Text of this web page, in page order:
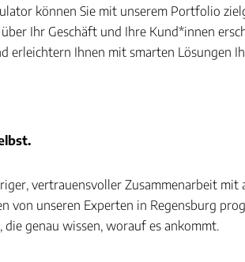
können Sie mit unserem Portfolio
Ihr Geschäft und Ihre Kund*innen
Ihnen mit smarten Lösungen
vertrauensvoller Zusammenarbeit mit
von unseren Experten in Regensburg
genau wissen, worauf es ankommt.